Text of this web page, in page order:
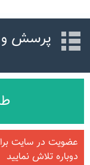
پرسش و
عضویت در سایت
دوباره تلاش نمایید